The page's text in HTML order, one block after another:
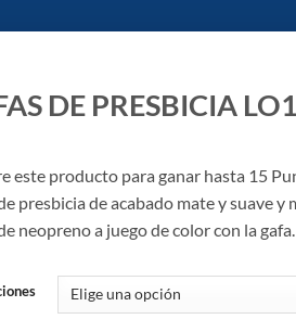
DE PRESBICIA
este producto para ganar hasta 15
presbicia de acabado mate y suave y
neopreno a juego de color con la gafa.